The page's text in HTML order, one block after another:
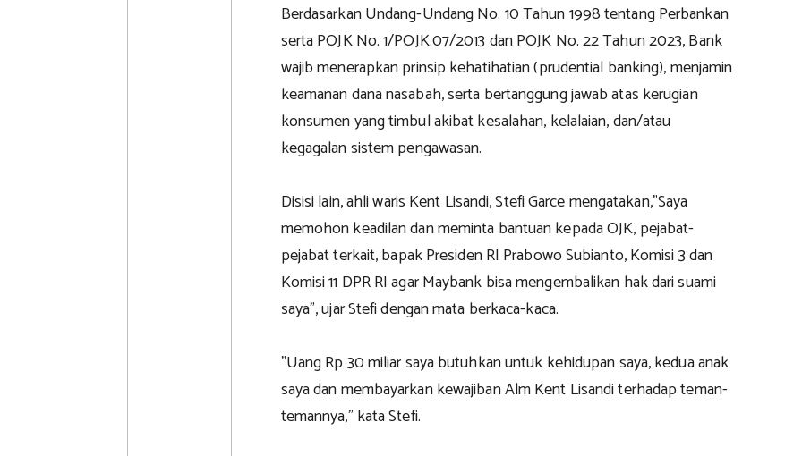
Berdasarkan Undang-Undang No. 10 Tahun 1998 tentang Perbankan
serta POJK No. 1/POJK.07/2013 dan POJK No. 22 Tahun 2023, Bank
wajib menerapkan prinsip kehatihatian (prudential banking), menjamin
keamanan dana nasabah, serta bertanggung jawab atas kerugian
konsumen yang timbul akibat kesalahan, kelalaian, dan/atau
kegagalan sistem pengawasan.
Disisi lain, ahli waris Kent Lisandi, Stefi Garce mengatakan,"Saya
memohon keadilan dan meminta bantuan kepada OJK, pejabat-
pejabat terkait, bapak Presiden RI Prabowo Subianto, Komisi 3 dan
Komisi 11 DPR RI agar Maybank bisa mengembalikan hak dari suami
saya", ujar Stefi dengan mata berkaca-kaca.
"Uang Rp 30 miliar saya butuhkan untuk kehidupan saya, kedua anak
saya dan membayarkan kewajiban Alm Kent Lisandi terhadap teman-
temannya," kata Stefi.